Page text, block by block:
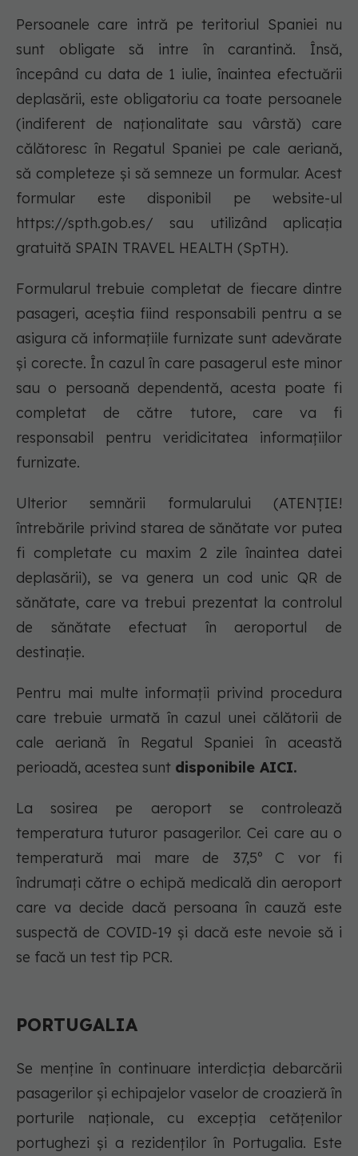
Persoanele care intră pe teritoriul Spaniei nu
sunt obligate să intre în carantină. Însă,
începând cu data de 1 iulie, înaintea efectuării
deplasării, este obligatoriu ca toate persoanele
(indiferent de naționalitate sau vârstă) care
călătoresc în Regatul Spaniei pe cale aeriană,
să completeze și să semneze un formular. Acest
formular este disponibil pe website-ul
https://spth.gob.es/ sau utilizând aplicația
gratuită SPAIN TRAVEL HEALTH (SpTH).
Formularul trebuie completat de fiecare dintre
pasageri, aceștia fiind responsabili pentru a se
asigura că informațiile furnizate sunt adevărate
și corecte. În cazul în care pasagerul este minor
sau o persoană dependentă, acesta poate fi
completat de către tutore, care va fi
responsabil pentru veridicitatea informațiilor
furnizate.
Ulterior semnării formularului (ATENȚIE!
întrebările privind starea de sănătate vor putea
fi completate cu maxim 2 zile înaintea datei
deplasării), se va genera un cod unic QR de
sănătate, care va trebui prezentat la controlul
de sănătate efectuat în aeroportul de
destinație.
Pentru mai multe informații privind procedura
care trebuie urmată în cazul unei călătorii de
cale aeriană în Regatul Spaniei în această
perioadă, acestea sunt disponibile AICI.
La sosirea pe aeroport se controlează
temperatura tuturor pasagerilor. Cei care au o
temperatură mai mare de 37,5º C vor fi
îndrumați către o echipă medicală din aeroport
care va decide dacă persoana în cauză este
suspectă de COVID-19 și dacă este nevoie să i
se facă un test tip PCR.
PORTUGALIA
Se menține în continuare interdicția debarcării
pasagerilor și echipajelor vaselor de croazieră în
porturile naționale, cu excepția cetățenilor
portughezi și a rezidenților în Portugalia. Este